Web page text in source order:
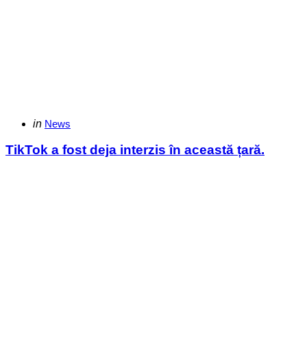
Categories
Posted
in News
TikTok a fost deja interzis în această țară.